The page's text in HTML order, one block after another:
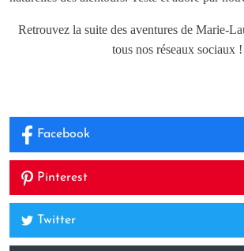
Retrouvez la suite des aventures de Marie-
tous nos réseaux sociaux !
Facebook
Pinterest
Twitter